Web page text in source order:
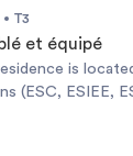
T3
et équipé
is
(ESC, ESIEE,
the Cathedral
The residence